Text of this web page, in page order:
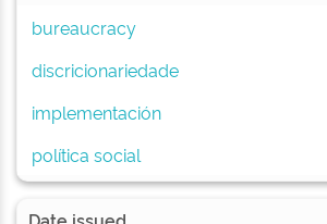
bureaucracy
discricionariedade
implementación
política social